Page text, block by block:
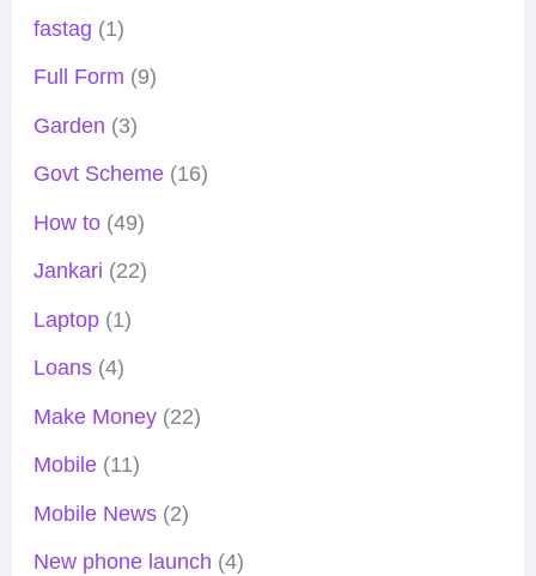
fastag (1)
Full Form (9)
Garden (3)
Govt Scheme(16)
How to(49)
Jankari (22)
Laptop(1)
Loans(4)
Make Money(22)
Mobile(11)
Mobile News(2)
New phone launch (4)